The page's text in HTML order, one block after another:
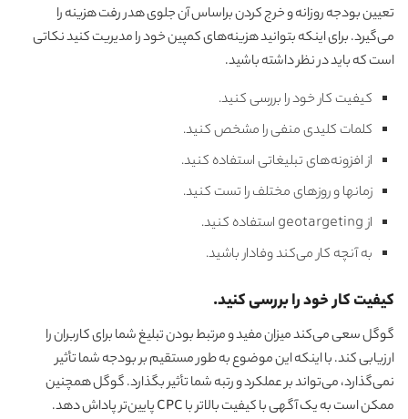
تعیین بودجه روزانه و خرج کردن براساس آن جلوی هدر رفت هزینه را
می‌گیرد. برای اینکه بتوانید هزینه‌های کمپین خود را مدیریت کنید نکاتی
است که باید در نظر داشته باشید.
کیفیت کار خود را بررسی کنید.
کلمات کلیدی منفی را مشخص کنید.
از افزونه‌های تبلیغاتی استفاده کنید.
زمانها و روزهای مختلف را تست کنید.
از geotargeting استفاده کنید.
به آنچه کار می‌کند وفادار باشید.
کیفیت کار خود را بررسی کنید.
گوگل سعی می‌کند میزان مفید و مرتبط بودن تبلیغ شما برای کاربران را
ارزیابی کند. با اینکه این موضوع به طور مستقیم بر بودجه شما تأثیر
نمی‌گذارد، می‌تواند بر عملکرد و رتبه شما تأثیر بگذارد. گوگل همچنین
ممکن است به یک آگهی با کیفیت بالاتر با CPC پایین‌تر پاداش دهد.